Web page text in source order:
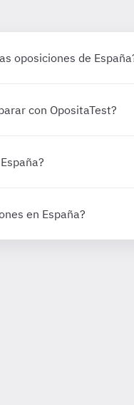
oposiciones de
con OpositaTest?
en España?